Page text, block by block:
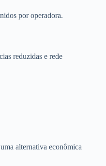
por operadora.
reduzidas e rede
alternativa econômica